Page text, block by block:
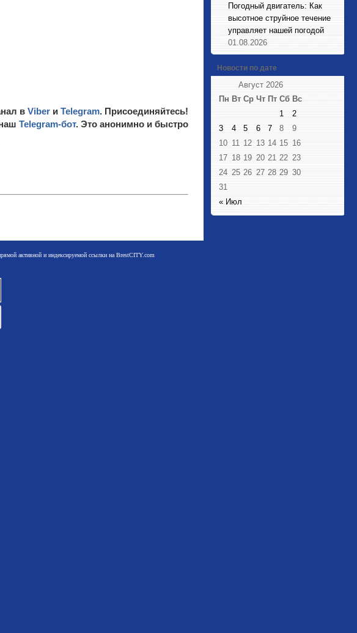
в Viber и Telegram. Присоединяйтесь!
Telegram-бот. Это анонимно и быстро
активной и индексируемой ссылки на BrestCITY.com
Погодный двигатель: Как
высотное струйное течение
управляет нашей погодой
01.08.2026
Новости по дате
Август 2026
Пн Вт Ср Чт Пт Сб Вс
« Июл
1
2
3
4 5 6 7 8
9
10 11 12 13 14 15 16
17 18 19 20 21 22 23
24 25 26 27 28 29 30
31